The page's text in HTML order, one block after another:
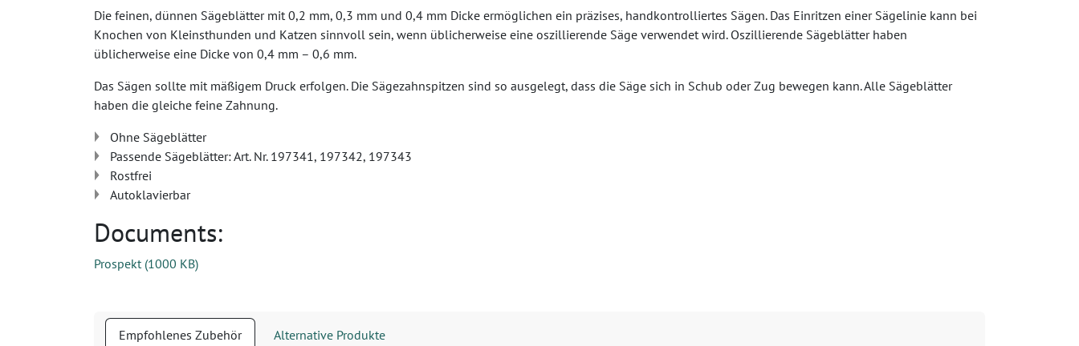
Die feinen, dünnen Sägeblätter mit 0,2 mm, 0,3 mm und 0,4 mm Dicke ermöglichen ein präzises, handkontrolliertes Sägen. Das Einritzen einer Sägelinie kann bei
Knochen von Kleinsthunden und Katzen sinnvoll sein, wenn üblicherweise eine oszillierende Säge verwendet wird. Oszillierende Sägeblätter haben
üblicherweise eine Dicke von 0,4 mm – 0,6 mm.
Das Sägen sollte mit mäßigem Druck erfolgen. Die Sägezahnspitzen sind so ausgelegt, dass die Säge sich in Schub oder Zug bewegen kann. Alle Sägeblätter
haben die gleiche feine Zahnung.
Ohne Sägeblätter
Passende Sägeblätter: Art. Nr. 197341, 197342, 197343
Rostfrei
Autoklavierbar
Documents:
Prospekt(1000 KB)
Empfohlenes Zubehör Alternative Produkte